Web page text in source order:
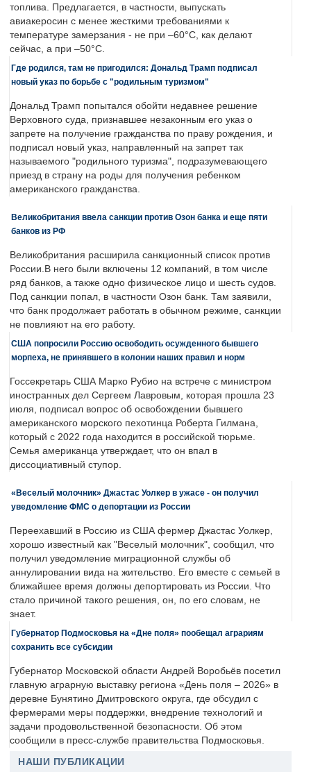
топлива. Предлагается, в частности, выпускать
авиакеросин с менее жесткими требованиями к
температуре замерзания - не при –60°C, как делают
сейчас, а при –50°C.
Где родился, там не пригодился: Дональд Трамп подписал
новый указ по борьбе с "родильным туризмом"
Дональд Трамп попытался обойти недавнее решение
Верховного суда, признавшее незаконным его указ о
запрете на получение гражданства по праву рождения, и
подписал новый указ, направленный на запрет так
называемого "родильного туризма", подразумевающего
приезд в страну на роды для получения ребенком
американского гражданства.
Великобритания ввела санкции против Озон банка и еще пяти
банков из РФ
Великобритания расширила санкционный список против
России.В него были включены 12 компаний, в том числе
ряд банков, а также одно физическое лицо и шесть судов.
Под санкции попал, в частности Озон банк. Там заявили,
что банк продолжает работать в обычном режиме, санкции
не повлияют на его работу.
США попросили Россию освободить осужденного бывшего
морпеха, не принявшего в колонии наших правил и норм
Госсекретарь США Марко Рубио на встрече с министром
иностранных дел Сергеем Лавровым, которая прошла 23
июля, подписал вопрос об освобождении бывшего
американского морского пехотинца Роберта Гилмана,
который с 2022 года находится в российской тюрьме.
Семья американца утверждает, что он впал в
диссоциативный ступор.
«Веселый молочник» Джастас Уолкер в ужасе - он получил
уведомление ФМС о депортации из России
Переехавший в Россию из США фермер Джастас Уолкер,
хорошо известный как "Веселый молочник", сообщил, что
получил уведомление миграционной службы об
аннулировании вида на жительство. Его вместе с семьей в
ближайшее время должны депортировать из России. Что
стало причиной такого решения, он, по его словам, не
знает.
Губернатор Подмосковья на «Дне поля» пообещал аграриям
сохранить все субсидии
Губернатор Московской области Андрей Воробьёв посетил
главную аграрную выставку региона «День поля – 2026» в
деревне Бунятино Дмитровского округа, где обсудил с
фермерами меры поддержки, внедрение технологий и
задачи продовольственной безопасности. Об этом
сообщили в пресс-службе правительства Подмосковья.
НАШИ ПУБЛИКАЦИИ